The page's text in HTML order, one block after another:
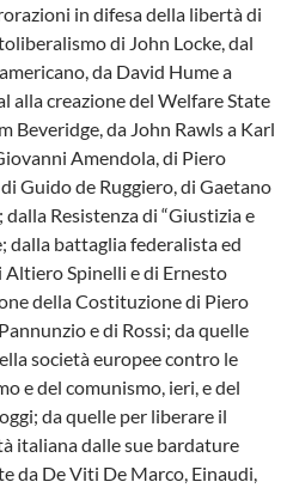
in difesa della libertà di
di John Locke, dal
da David Hume a
alla creazione del Welfare State
Beveridge, da John Rawls a Karl
Amendola, di Piero
Guido de Ruggiero, di Gaetano
Resistenza di “Giustizia e
dalla battaglia federalista ed
Spinelli e di Ernesto
della Costituzione di Piero
e di Rossi; da quelle
società europee contro le
e del comunismo, ieri, e del
da quelle per liberare il
italiana dalle sue bardature
da De Viti De Marco, Einaudi,